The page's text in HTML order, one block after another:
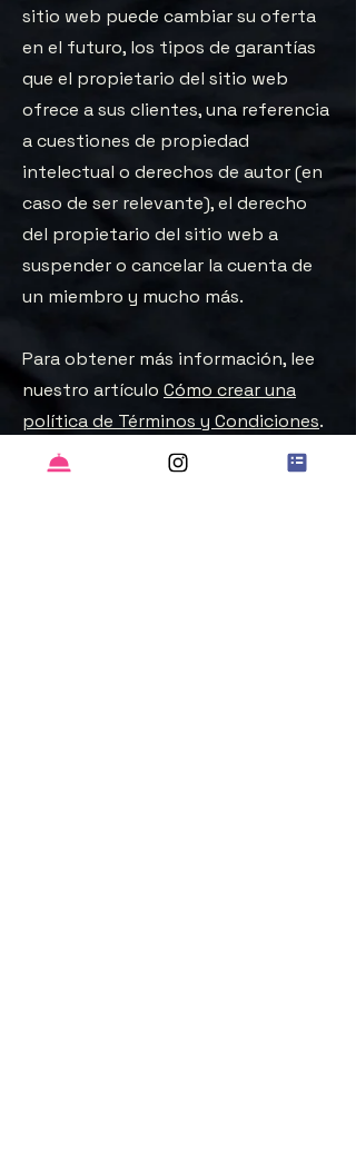
sitio web puede cambiar su oferta
en el futuro, los tipos de garantías
que el propietario del sitio web
ofrece a sus clientes, una referencia
a cuestiones de propiedad
intelectual o derechos de autor (en
caso de ser relevante), el derecho
del propietario del sitio web a
suspender o cancelar la cuenta de
un miembro y mucho más.
Para obtener más información, lee
nuestro artículo Cómo crear una
política de Términos y Condiciones.